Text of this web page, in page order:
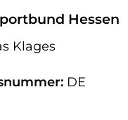
Hessen
Klages
DE